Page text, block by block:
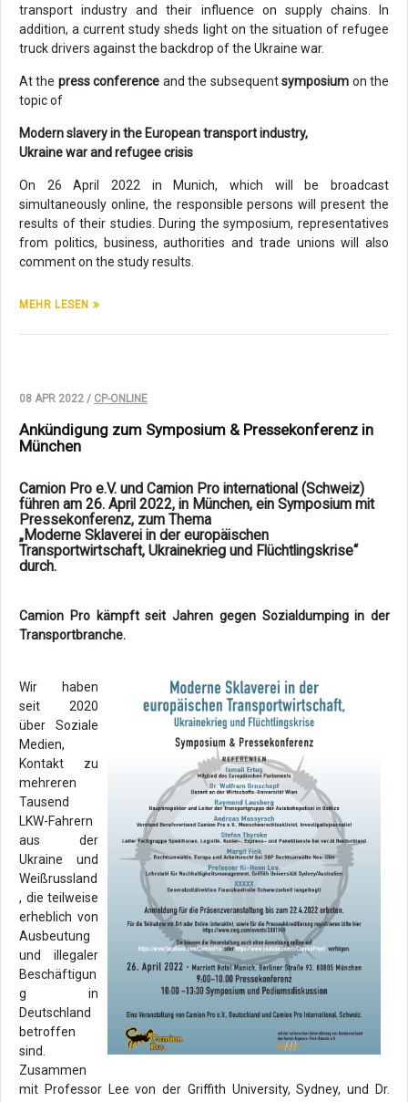
transport industry and their influence on supply chains. In
addition, a current study sheds light on the situation of refugee
truck drivers against the backdrop of the Ukraine war.
At the press conference and the subsequentsymposium on the
topic of
Modern slavery in the European transport industry,
Ukraine war and refugee crisis
On 26 April 2022 in Munich, which will be broadcast
simultaneously online, the responsible persons will present the
results of their studies. During the symposium, representatives
from politics, business, authorities and trade unions will also
comment on the study results.
MEHR LESEN
08 APR 2022 / CP-ONLINE
Ankündigung zum Symposium & Pressekonferenz in
München
Camion Pro e.V. und Camion Pro international (Schweiz)
führen am 26. April 2022, in München, ein Symposium mit
Pressekonferenz, zum Thema
„Moderne Sklaverei in der europäischen
Transportwirtschaft, Ukrainekrieg und Flüchtlingskrise“
durch.
Camion Pro kämpft seit Jahren gegen Sozialdumping in der
Transportbranche.
Wir haben
seit 2020
über Soziale
Medien,
Kontakt zu
mehreren
Tausend
LKW-Fahrern
aus der
Ukraine und
Weißrussland
, die teilweise
erheblich von
Ausbeutung
und illegaler
Beschäftigun
g in
Deutschland
betroffen
sind.
Zusammen
mit Professor Lee von der Griffith University, Sydney, und Dr.